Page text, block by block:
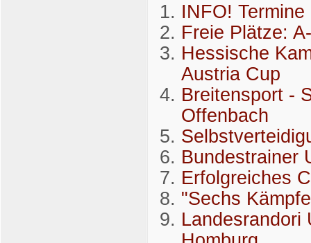
INFO!
Freie Plätze:
Hessische
Austria Cup
Breitensport -
Offenbach
Bundestrainer
Erfolgreiches
"Sechs
Landesrandori